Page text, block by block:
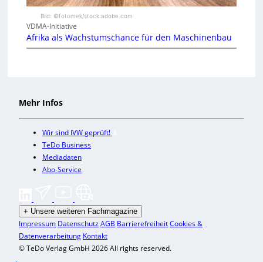
Bild: ©fotomek/stock.adobe.com
VDMA-Initiative
Afrika als Wachstumschance für den Maschinenbau
Mehr Infos
Wir sind IVW geprüft!
TeDo Business
Mediadaten
Abo-Service
+ Unsere weiteren Fachmagazine
Impressum DatenschutzAGB BarrierefreiheitCookies &
Datenverarbeitung Kontakt
© TeDo Verlag GmbH 2026 All rights reserved.